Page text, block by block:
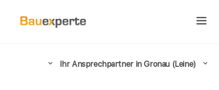
Ihr Ansprechpartner in Gronau (Leine)